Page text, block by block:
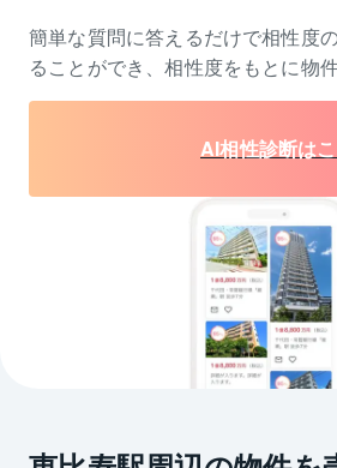
簡単な質問に答えるだけで相性度
ることができ、相性度をもとに物
AI相性診断は